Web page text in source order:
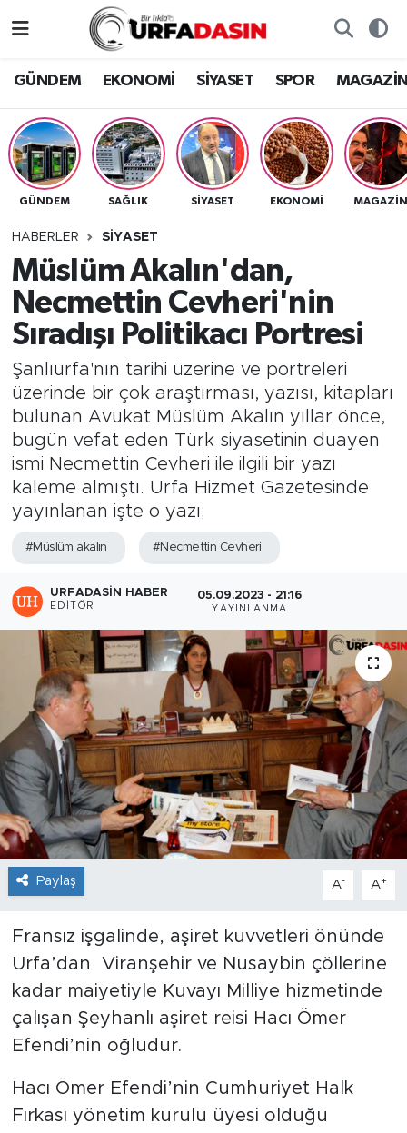
GÜNDEM EKONOMİ SİYASET SPOR
GÜNDEM SAĞLIK SİYASET EKONOMİ
HABERLER SİYASET
Müslüm Akalın'dan,
Necmettin Cevheri'nin
Sıradışı Politikacı Portresi
Şanlıurfa'nın tarihi üzerine ve portreleri
üzerinde bir çok araştırması, yazısı, kitapları
bulunan Avukat Müslüm Akalın yıllar önce,
bugün vefat eden Türk siyasetinin duayen
ismi Necmettin Cevheri ile ilgili bir yazı
kaleme almıştı. Urfa Hizmet Gazetesinde
yayınlanan işte o yazı;
#Müslüm akalın #Necmettin Cevheri
URFADASIN HABER
EDITÖR
05.09.2023 - 21:16
YAYINLANMA
Paylaş A- A+
Fransız işgalinde, aşiret kuvvetleri önünde
Urfa’dan Viranşehir ve Nusaybin çöllerine
kadar maiyetiyle Kuvayı Milliye hizmetinde
çalışan Şeyhanlı aşiret reisi Hacı Ömer
Efendi’nin oğludur.
Hacı Ömer Efendi’nin Cumhuriyet Halk
Fırkası yönetim kurulu üyesi olduğu
EKONOMİ
SİYASET
SPOR
SAĞLIK
TEKNOLOJİ
OTOMOBİL
Gizlilik ve Güvenlik Politikası
İletişim
Nöbetçi Eczaneler
Hava Durumu
Namaz Vakitleri
Trafik Durumu
Tüm Manşetler
Son Dakika Haberleri
Haber Arşivi